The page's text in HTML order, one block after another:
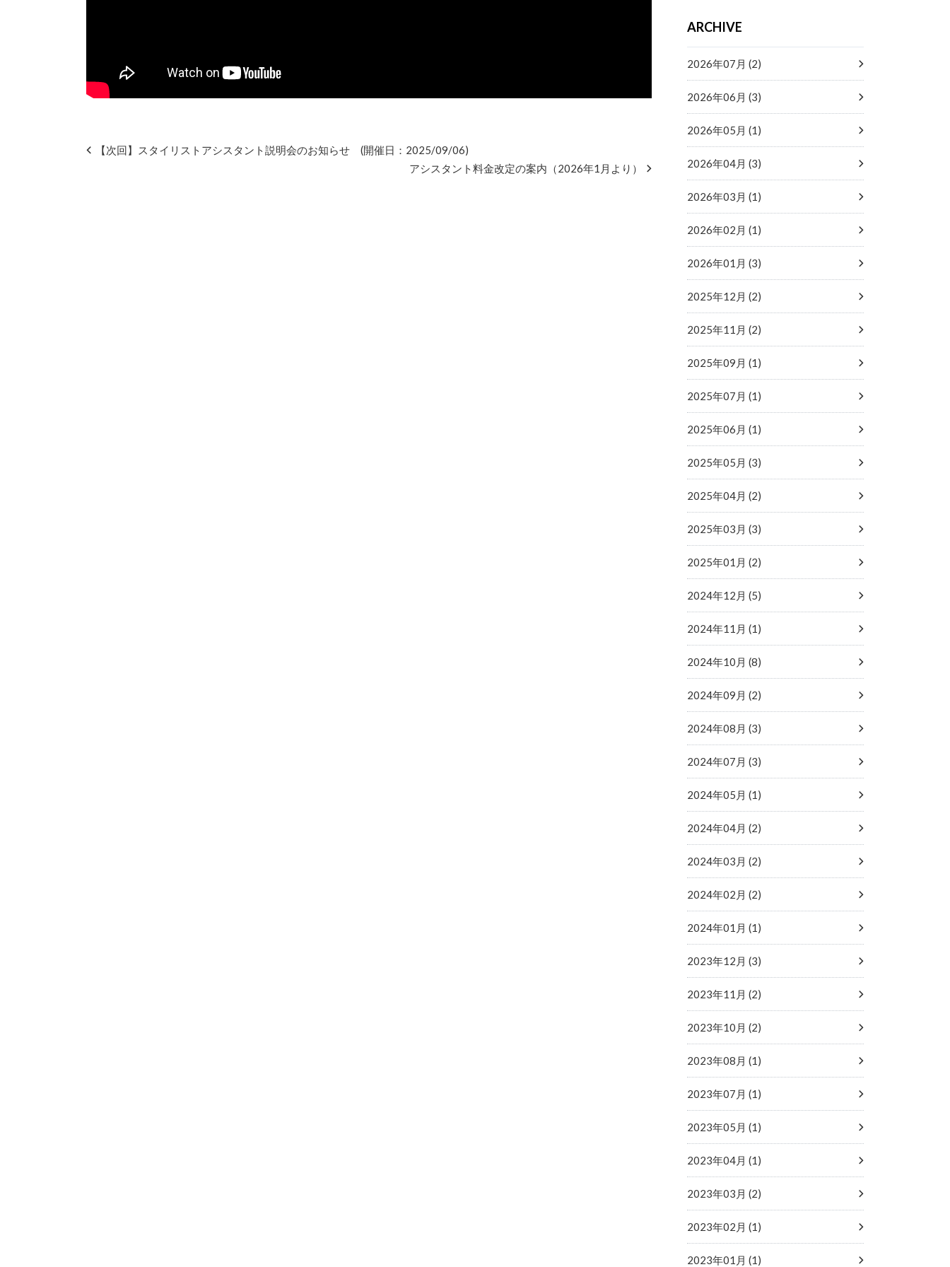
【次回】スタイリストアシスタント説明会のお知らせ (開催日：2025/09/06)
アシスタント料金改定の案内（2026年1月より）
ARCHIVE
2026年07月 (2)
2026年06月 (3)
2026年05月 (1)
2026年04月 (3)
2026年03月 (1)
2026年02月 (1)
2026年01月 (3)
2025年12月 (2)
2025年11月 (2)
2025年09月 (1)
2025年07月 (1)
2025年06月 (1)
2025年05月 (3)
2025年04月 (2)
2025年03月 (3)
2025年01月 (2)
2024年12月 (5)
2024年11月 (1)
2024年10月 (8)
2024年09月 (2)
2024年08月 (3)
2024年07月 (3)
2024年05月 (1)
2024年04月 (2)
2024年03月 (2)
2024年02月 (2)
2024年01月 (1)
2023年12月 (3)
2023年11月 (2)
2023年10月 (2)
2023年08月 (1)
2023年07月 (1)
2023年05月 (1)
2023年04月 (1)
2023年03月 (2)
2023年02月 (1)
2023年01月 (1)